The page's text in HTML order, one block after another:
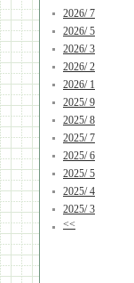
2026/ 7
2026/ 5
2026/ 3
2026/ 2
2026/ 1
2025/ 9
2025/ 8
2025/ 7
2025/ 6
2025/ 5
2025/ 4
2025/ 3
<<